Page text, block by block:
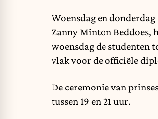
Woensdag en
Zanny Minton Beddoes,
woensdag de studenten
vlak voor de officiële
De ceremonie van
tussen 19 en 21 uur.